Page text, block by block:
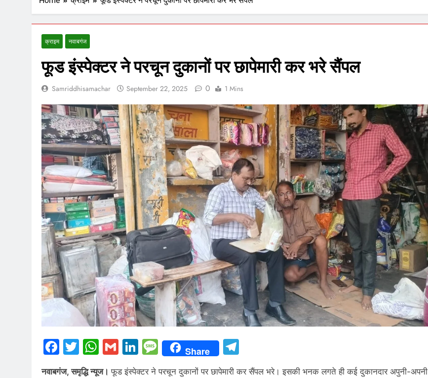
क्राइम नवाबगंज
फूड इंस्पेक्टर ने परचून दुकानों पर छापेमारी कर भरे सैंपल
Samriddhisamachar September 22, 2025 0 1 Mins
Facebook
Twitter
WhatsApp
GmailLinkedIn
Message
Share
नवाबगंज, समृद्धि न्यूज। फूड इंस्पेक्टर ने परचून दुकानों पर छापेमारी कर सैंपल भरे। इसकी भनक लगते ही कई दुकानदार अपुनी-अपनी